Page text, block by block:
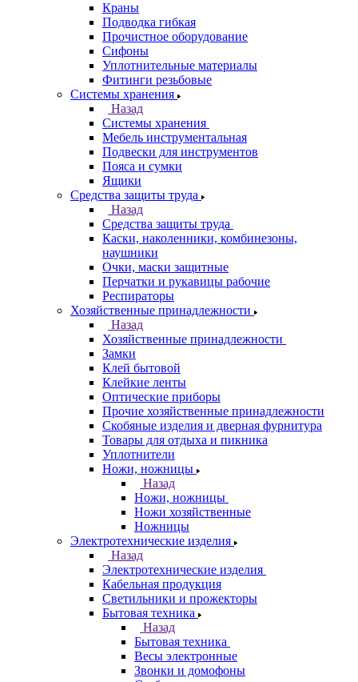
Краны
Подводка гибкая
Прочистное оборудование
Сифоны
Уплотнительные материалы
Фитинги резьбовые
Системы хранения
Назад
Системы хранения
Мебель инструментальная
Подвески для инструментов
Пояса и сумки
Ящики
Средства защиты труда
Назад
Средства защиты труда
Каски, наколенники, комбинезоны,
наушники
Очки, маски защитные
Перчатки и рукавицы рабочие
Респираторы
Хозяйственные принадлежности
Назад
Хозяйственные принадлежности
Замки
Клей бытовой
Клейкие ленты
Оптические приборы
Прочие хозяйственные принадлежности
Скобяные изделия и дверная фурнитура
Товары для отдыха и пикника
Уплотнители
Ножи, ножницы
Назад
Ножи, ножницы
Ножи хозяйственные
Ножницы
Электротехнические изделия
Назад
Электротехнические изделия
Кабельная продукция
Светильники и прожекторы
Бытовая техника
Назад
Бытовая техника
Весы электронные
Звонки и домофоны